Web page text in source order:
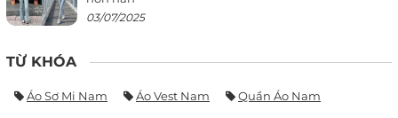
03/07/2025
TỪ KHÓA
Áo Sơ Mi Nam Áo Vest Nam Quần Áo Nam